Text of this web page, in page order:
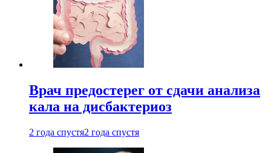
Врач предостерег от сдачи анализа
кала на дисбактериоз
2 года спустя2 года спустя